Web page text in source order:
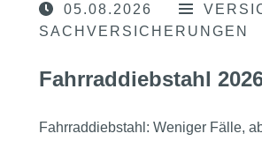
05.08.2026
SACHVERSICHERUNGEN
Fahrraddiebstahl
Fahrraddiebstahl: Weniger Fälle,